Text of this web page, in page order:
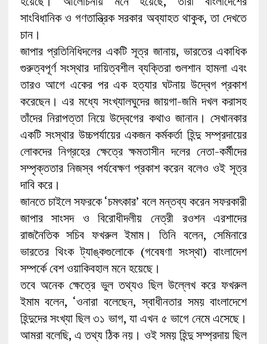
সাংবিধানিক ও গণতান্ত্রিক সরকার অব্যাহত থাকুক, তা দেখতে
চান।
জাপার প্রতিনিধিদলের একটি সূত্র জানায়, ভারতের একাধিক
গুরুত্বপূর্ণ সংস্থার দায়িত্বশীল ব্যক্তিরা গুলশান হামলা এবং
তারও আগে একের পর এক হত্যার ঘটনায় উদ্বেগ প্রকাশ
করেছেন। এর মধ্যে সংখ্যালঘুদের জায়গা-জমি দখল করাসহ
তাঁদের নিরাপত্তা নিয়ে উদ্বেগের কথাও জানান। সেখানকার
একটি সংস্থার উচ্চপর্যায়ের একজন কর্মকর্তা হিন্দু সম্প্রদায়ের
লোকদের নিগ্রহের ক্ষেত্রে ক্ষমতাসীন দলের নেতা-কর্মীদের
সম্পৃক্ততার নিজস্ব পর্যবেক্ষণ প্রকাশ করেন বলেও ওই সূত্র
দাবি করে।
জানতে চাইলে সফরকে ‘চমৎকার’ বলে মন্তব্য করেন সফরকারী
জাপার সাংসদ ও বিরোধীদলীয় নেত্রী রওশন এরশাদের
রাজনৈতিক সচিব ফখরুল ইমাম। তিনি বলেন, সেমিনারে
ভারতের থিংক ট্যাঙ্কগুলোকে (গবেষণা সংস্থা) বাংলাদেশ
সম্পর্কে বেশ ওয়াকিবহাল মনে হয়েছে।
তবে অনেক ক্ষেত্রে ভুল তথ্যও ছিল উল্লেখ করে ফখরুল
ইমাম বলেন, ‘ওনারা বলেছেন, স্বাধীনতার সময় বাংলাদেশে
হিন্দুদের সংখ্যা ছিল ৩১ ভাগ, যা এখন ৫ ভাগে নেমে এসেছে।
আমরা বলেছি, এ তথ্য ঠিক নয়। ওই সময় হিন্দু সম্প্রদায় ছিল